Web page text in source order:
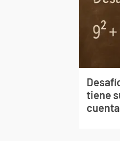
tiene
cuenta